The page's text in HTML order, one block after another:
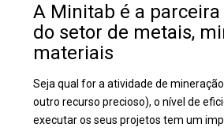
A Minitab é a
do setor de metais,
materiais
Seja qual for a atividade de
outro recurso precioso), o nível de
executar os seus projetos tem um